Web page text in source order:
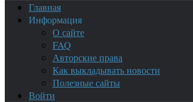
Главная
Информация
О сайте
FAQ
Авторские права
Как выкладывать новости
Полезные сайты
Войти